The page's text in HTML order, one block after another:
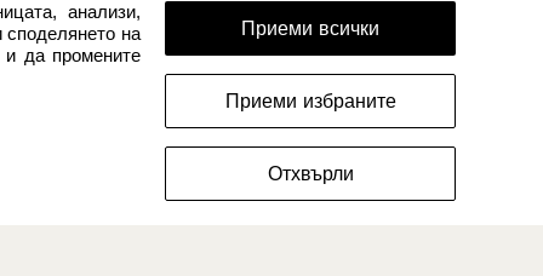
ФИЛТРИРАЙ РАЗМЕРИТЕ
анализи,
споделянето на
и да промените
Приеми всички
Приеми избраните
Отхвърли